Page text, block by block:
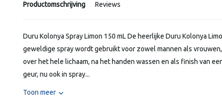
Productomschrijving Reviews
Duru Kolonya Spray Limon 150 mL De heerlijke Duru Kolonya
geweldige spray wordt gebruikt voor zowel mannen als
over het hele lichaam, na het handen wassen en als finish van
geur, nu ook in spray...
Toon meer